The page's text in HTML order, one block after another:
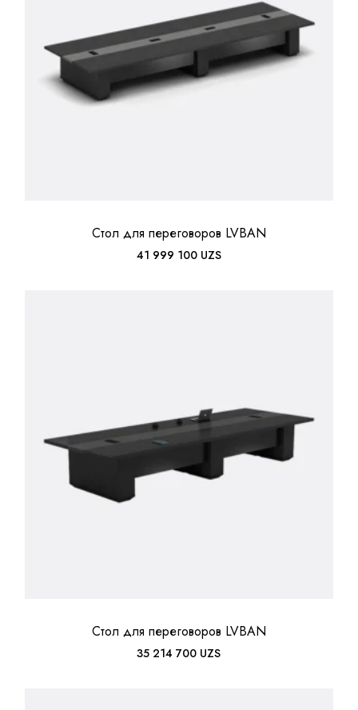
Стол для переговоров LVBAN
41 999 100 UZS
Стол для переговоров LVBAN
35 214 700 UZS